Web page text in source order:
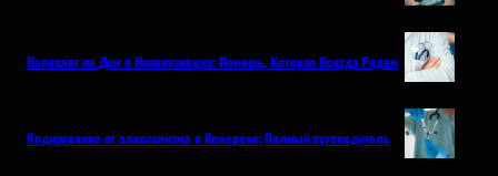
Нарколог на Дом в Новокузнецке: Помощь, Которая Всегда Рядом
Кодирование от алкоголизма в Кемерово: Полный путеводитель